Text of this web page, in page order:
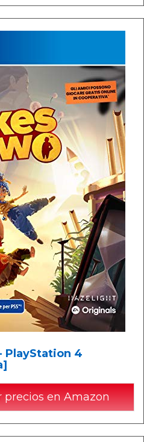
PlayStation 4
precios en Amazon